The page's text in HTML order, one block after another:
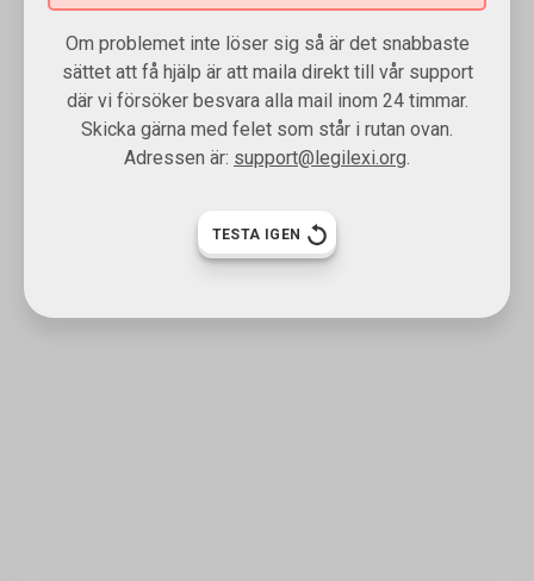
Om problemet inte löser sig så är det snabbaste
sättet att få hjälp är att maila direkt till vår support
där vi försöker besvara alla mail inom 24 timmar.
Skicka gärna med felet som står i rutan ovan.
Adressen är: support@legilexi.org.
TESTA IGEN